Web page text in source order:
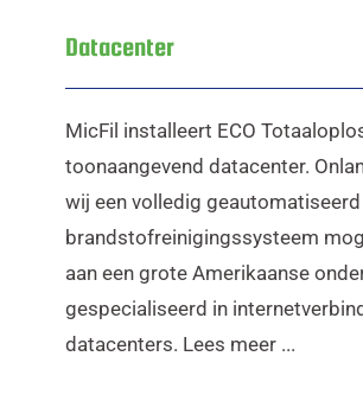
Datacenter
MicFil installeert ECO
toonaangevend datacenter.
wij een volledig geautomatiseerd
brandstofreinigingssysteem
aan een grote Amerikaanse
gespecialiseerd in
datacenters. Lees meer ...